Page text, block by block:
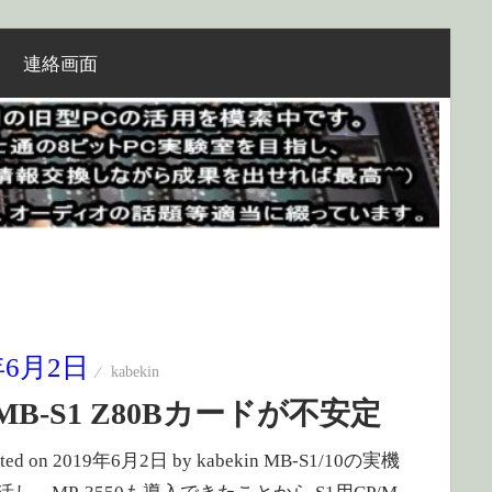
連絡画面
月2日 kabekin
S1 Z80Bカードが不安定
on 2019年6月2日 by kabekin MB-S1/10の実機